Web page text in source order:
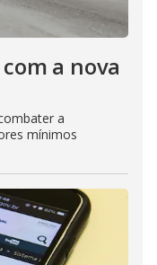
a nova
a
mínimos